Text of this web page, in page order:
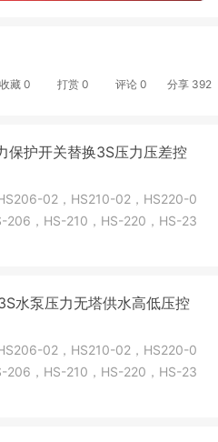
收藏 0 打赏 0 评论 0 分享 392
保护开关替换3S压力压差控
02，HS210-02，HS220-0
206，HS-210，HS-220，HS-23
水泵压力无塔供水高低压控
02，HS210-02，HS220-0
206，HS-210，HS-220，HS-23